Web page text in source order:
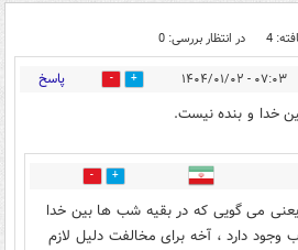
4 در انتظار بررسی: 0
۰۷:۰۳ - ۱۴۰۴/۰۱/۰۲ 0 پاسخ
خدا و بنده نیست.
0
می گویی که در بقیه شب ها بین خدا
دارد ، آخه برای مخالفت دلیل لازم